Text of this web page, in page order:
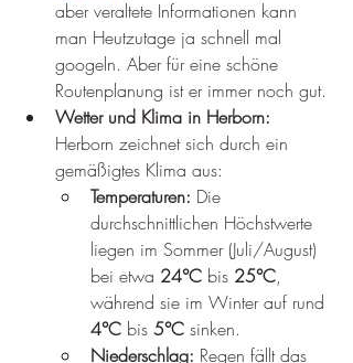
aber veraltete Informationen kann
man Heutzutage ja schnell mal
googeln. Aber für eine schöne
Routenplanung ist er immer noch gut.
Wetter und Klima in Herborn:
Herborn zeichnet sich durch ein
gemäßigtes Klima aus:
Temperaturen: Die
durchschnittlichen Höchstwerte
liegen im Sommer (Juli/August)
bei etwa 24°C bis 25°C,
während sie im Winter auf rund
4°C bis 5°C sinken.
Niederschlag: Regen fällt das